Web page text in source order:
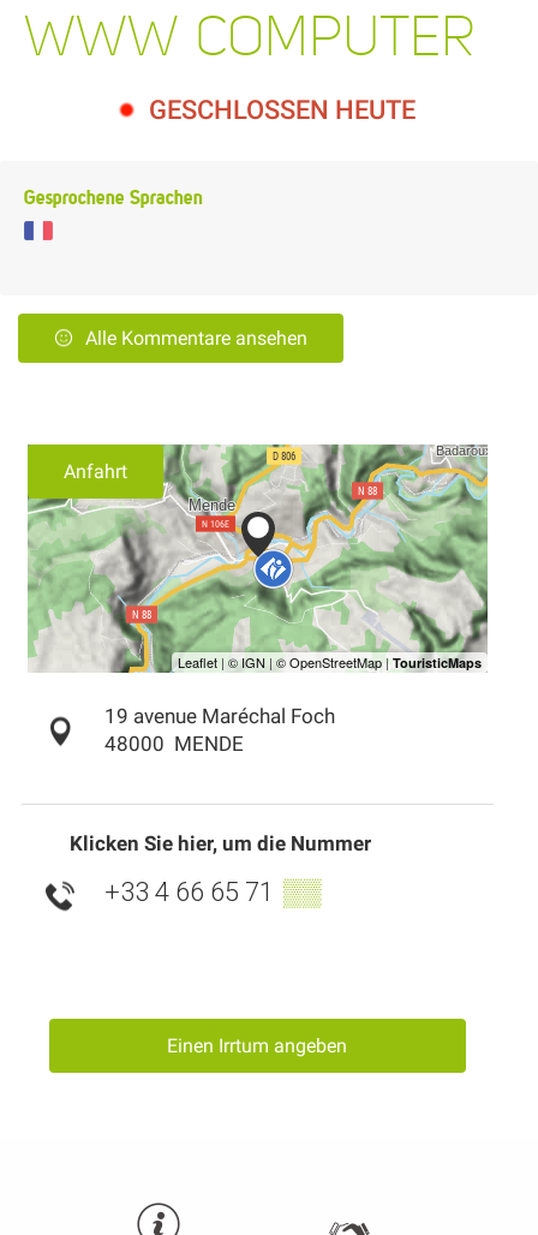
WWW COMPUTER
GESCHLOSSEN HEUTE
Gesprochene Sprachen
Alle Kommentare ansehen
Anfahrt
19 avenue Maréchal Foch
48000 MENDE
Klicken Sie hier, um die Nummer
+33 4 66 65 71 ▒▒
Einen Irrtum angeben